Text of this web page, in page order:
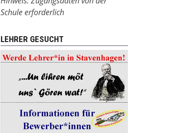
Schule erforderlich
LEHRER GESUCHT